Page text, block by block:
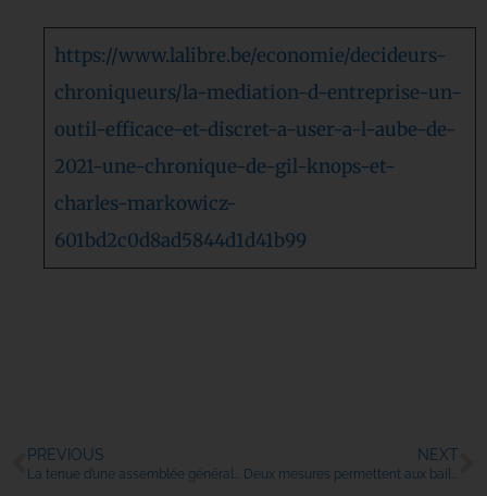
https://www.lalibre.be/economie/decideurs-
chroniqueurs/la-mediation-d-entreprise-un-
outil-efficace-et-discret-a-user-a-l-aube-de-
2021-une-chronique-de-gil-knops-et-
charles-markowicz-
601bd2c0d8ad5844d1d41b99
PREVIOUS
La tenue d’une assemblée générale d’ASBL requiert une organisation stricte
NEXT
Deux mesures permettent aux bailleurs et locataires commerciaux de s’entendre pour régler les retards de loyer.